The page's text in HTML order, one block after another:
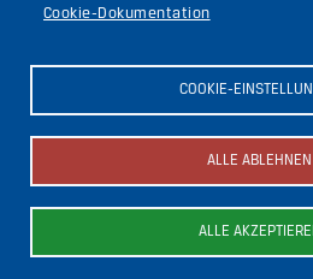
Cookie-Dokumentation
COOKIE-
ALLE ABLEHNEN
ALLE
Secondary
menu
(GERMAN)
Newsletter abonnieren